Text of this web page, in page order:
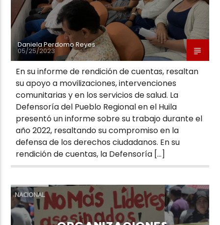
Daniela Perdomo Reyes
05/25/2023
En su informe de rendición de cuentas, resaltan
su apoyo a movilizaciones, intervenciones
comunitarias y en los servicios de salud. La
Defensoría del Pueblo Regional en el Huila
presentó un informe sobre su trabajo durante el
año 2022, resaltando su compromiso en la
defensa de los derechos ciudadanos. En su
rendición de cuentas, la Defensoría […]
NACIONAL